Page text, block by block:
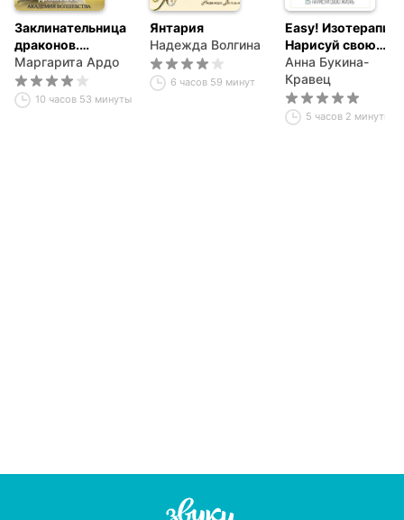
Заклинательница
драконов.
Академия
волшебства
Маргарита Ардо
10 часов 53 минуты
Янтария
Надежда Волгина
6 часов 59 минут
Easy! Изотерапия.
Нарисуй свою
жизнь
Анна Букина-
Кравец
5 часов 2 минуты